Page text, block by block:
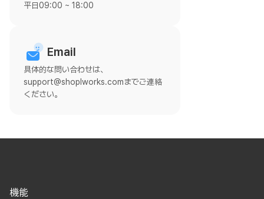
平日09:00 ~ 18:00
Email
具体的な問い合わせは、
support@shoplworks.comまでご連絡
ください。
機能